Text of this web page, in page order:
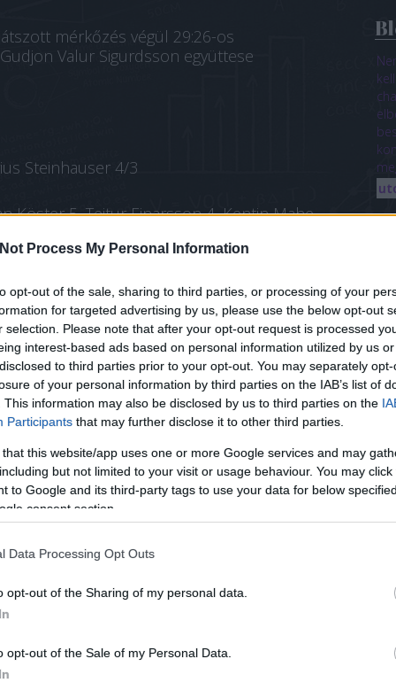
Process My Personal Information
opt-out of the sale, sharing to third parties, or processing of your
for targeted advertising by us, please use the below opt-out
selection. Please note that after your opt-out request is processed
interest-based ads based on personal information utilized by us
to third parties prior to your opt-out. You may separately
of your personal information by third parties on the IAB’s list of
This information may also be disclosed by us to third parties on the
Participants that may further disclose it to other third parties.
that this website/app uses one or more Google services and may
but not limited to your visit or usage behaviour. You may
to Google and its third-party tags to use your data for below
consent section.
Data Processing Opt Outs
opt-out of the Sharing of my personal data.
opt-out of the Sale of my Personal Data.
mérkőzés végül 29:26-os
Valur Sigurdsson együttese
Steinhauser 4/3
Köster 5, Teitur Einarsson 4, Kentin Mahe
lép az Európa-liga selejtezőjében a
4-én fogadja a Schwalbe